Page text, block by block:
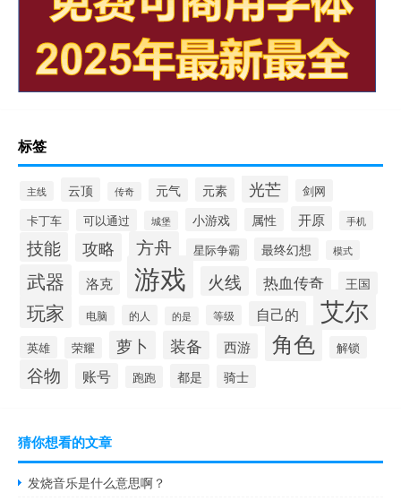
标签
主线 云顶 传奇 元气 元素 光芒
剑网
卡丁车
可以通过 城堡 小游戏 属性 开原 手机
技能 攻略 方舟 星际争霸 最终幻想 模式
武器 洛克 游戏 火线 热血传奇 王国
玩家 电脑 的人 的是 等级 自己的 艾尔
英雄 荣耀 萝卜 装备 西游 角色 解锁
谷物 账号 跑跑 都是 骑士
猜你想看的文章
发烧音乐是什么意思啊？